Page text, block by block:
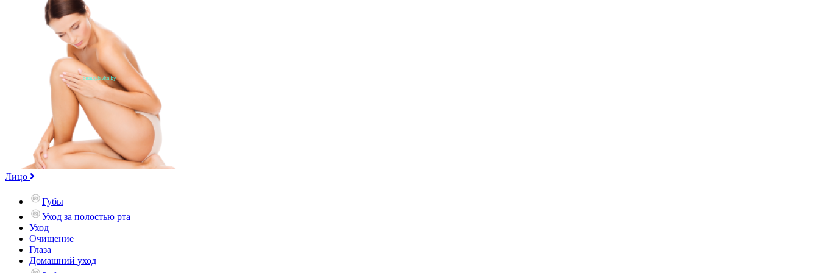
Лицо
Губы
Уход за полостью рта
Уход
Очищение
Глаза
Домашний уход